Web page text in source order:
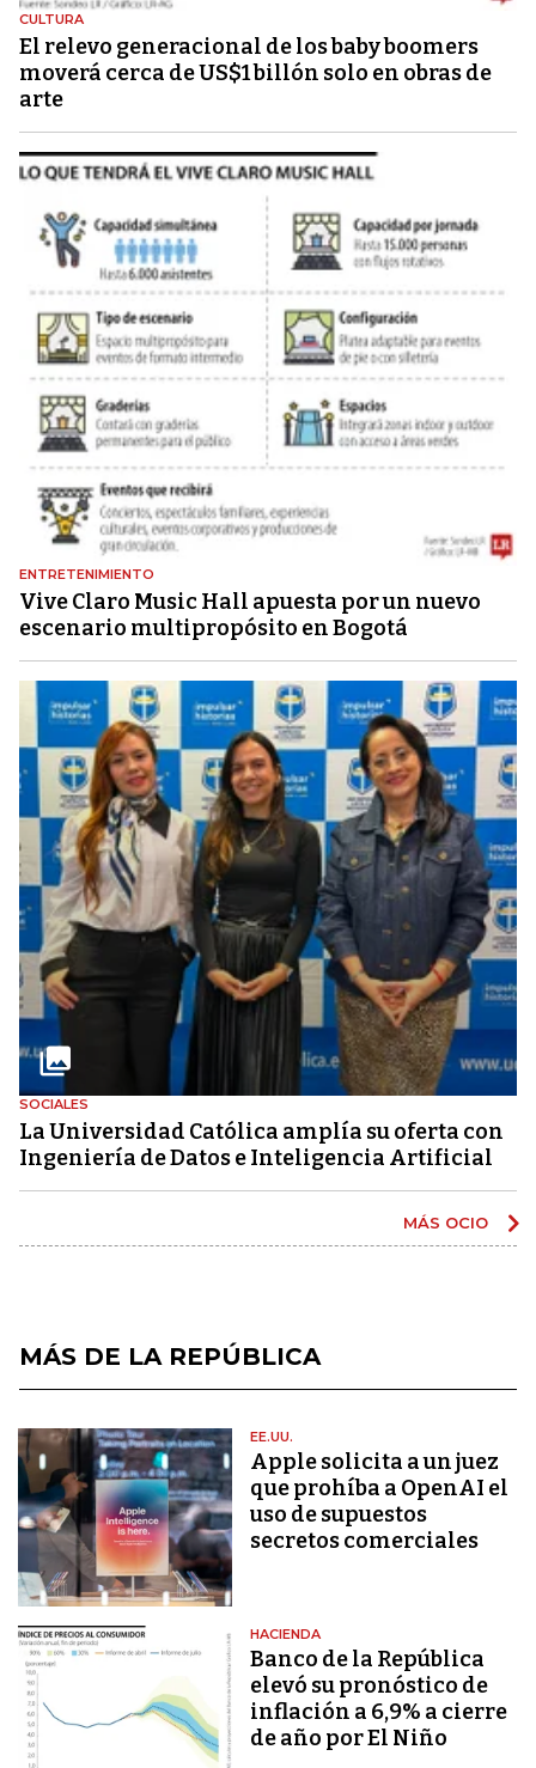
CULTURA
El relevo generacional de los baby boomers
moverá cerca de US$1 billón solo en obras de
arte
ENTRETENIMIENTO
Vive Claro Music Hall apuesta por un nuevo
escenario multipropósito en Bogotá
SOCIALES
La Universidad Católica amplía su oferta con
Ingeniería de Datos e Inteligencia Artificial
MÁS OCIO
MÁS DE LA REPÚBLICA
EE.UU.
Apple solicita a un juez
que prohíba a OpenAI el
uso de supuestos
secretos comerciales
HACIENDA
Banco de la República
elevó su pronóstico de
inflación a 6,9% a cierre
de año por El Niño